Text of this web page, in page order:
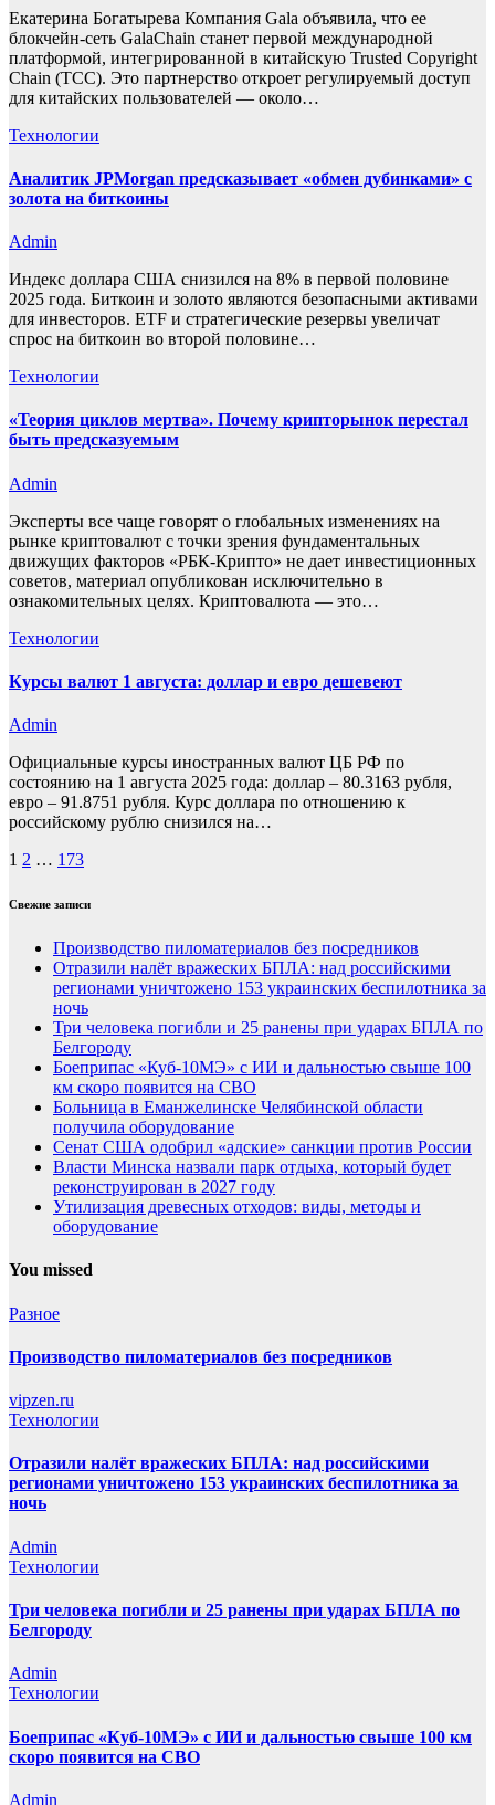
Екатерина Богатырева Компания Gala объявила, что ее
блокчейн-сеть GalaChain станет первой международной
платформой, интегрированной в китайскую Trusted Copyright
Chain (TCC). Это партнерство откроет регулируемый доступ
для китайских пользователей — около…
Технологии
Аналитик JPMorgan предсказывает «обмен дубинками» с
золота на биткоины
Admin
Индекс доллара США снизился на 8% в первой половине
2025 года. Биткоин и золото являются безопасными активами
для инвесторов. ETF и стратегические резервы увеличат
спрос на биткоин во второй половине…
Технологии
«Теория циклов мертва». Почему крипторынок перестал
быть предсказуемым
Admin
Эксперты все чаще говорят о глобальных изменениях на
рынке криптовалют с точки зрения фундаментальных
движущих факторов «РБК-Крипто» не дает инвестиционных
советов, материал опубликован исключительно в
ознакомительных целях. Криптовалюта — это…
Технологии
Курсы валют 1 августа: доллар и евро дешевеют
Admin
Официальные курсы иностранных валют ЦБ РФ по
состоянию на 1 августа 2025 года: доллар – 80.3163 рубля,
евро – 91.8751 рубля. Курс доллара по отношению к
российскому рублю снизился на…
Пагинация
записей
1 2 … 173
Свежие записи
Производство пиломатериалов без посредников
Отразили налёт вражеских БПЛА: над российскими
регионами уничтожено 153 украинских беспилотника за
ночь
Три человека погибли и 25 ранены при ударах БПЛА по
Белгороду
Боеприпас «Куб-10МЭ» с ИИ и дальностью свыше 100
км скоро появится на СВО
Больница в Еманжелинске Челябинской области
получила оборудование
Сенат США одобрил «адские» санкции против России
Власти Минска назвали парк отдыха, который будет
реконструирован в 2027 году
Утилизация древесных отходов: виды, методы и
оборудование
You missed
Разное
Производство пиломатериалов без посредников
vipzen.ru
Технологии
Отразили налёт вражеских БПЛА: над российскими
регионами уничтожено 153 украинских беспилотника за
ночь
Admin
Технологии
Три человека погибли и 25 ранены при ударах БПЛА по
Белгороду
Admin
Технологии
Боеприпас «Куб-10МЭ» с ИИ и дальностью свыше 100 км
скоро появится на СВО
Admin